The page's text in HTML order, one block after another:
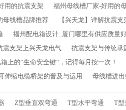
用的抗震支架
福州母线槽厂家-好用的
母线槽品牌推荐
【兴天龙】详解抗震支
福州配电箱设计_厦门哪里有供应质量
震支架上兴天龙电气
抗震支架与传统承
上的“生命安全键”，记得每月按一次！
伸缩电缆桥架的普及与运用 母线槽进
Z型垂直双弯通 T型水平弯通 T型